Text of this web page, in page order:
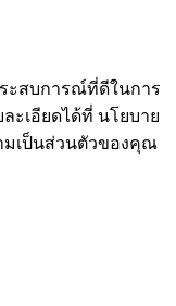
ะสบการณ์ที่ดีในการ
ะเอียดได้ที่ นโยบาย
มเป็นส่วนตัวของคุณ